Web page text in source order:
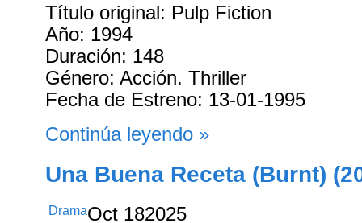
Título original: Pulp Fiction
Año: 1994
Duración: 148
Género: Acción. Thriller
Fecha de Estreno: 13-01-1995
Continúa leyendo »
Una Buena Receta (Burnt)
DramaOct 182025